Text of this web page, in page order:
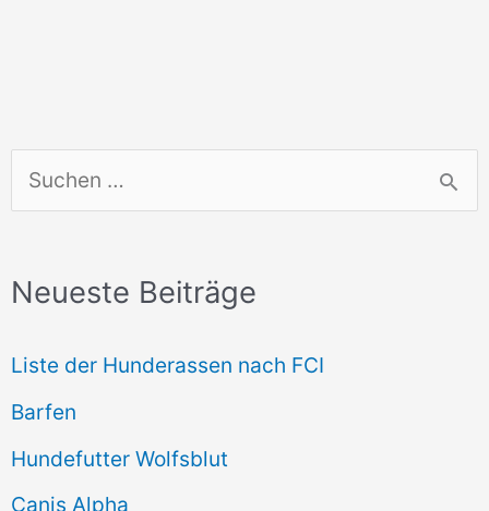
u
h
n
n
a
c
Neueste Beiträge
Liste der Hunderassen nach FCI
Barfen
Hundefutter Wolfsblut
Canis Alpha